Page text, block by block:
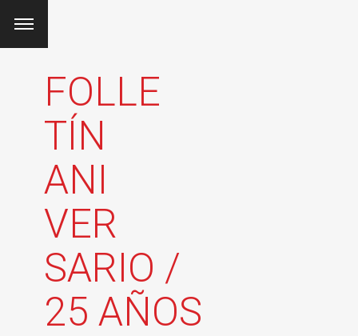
FOLLE
TÍN
ANI
VER
SARIO /
25 AÑOS